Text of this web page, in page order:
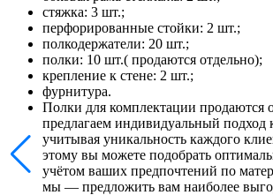
стяжка: 3 шт.;
перфорированные стойки: 2 шт.;
полкодержатели: 20 шт.;
полки: 10 шт.( продаются отдельно);
крепление к стене: 2 шт.;
фурнитура.
Полки для комплектации продаются
предлагаем индивидуальный подход
учитывая уникальность каждого
этому вы можете подобрать
учётом ваших предпочтений по
мы — предложить вам наиболее